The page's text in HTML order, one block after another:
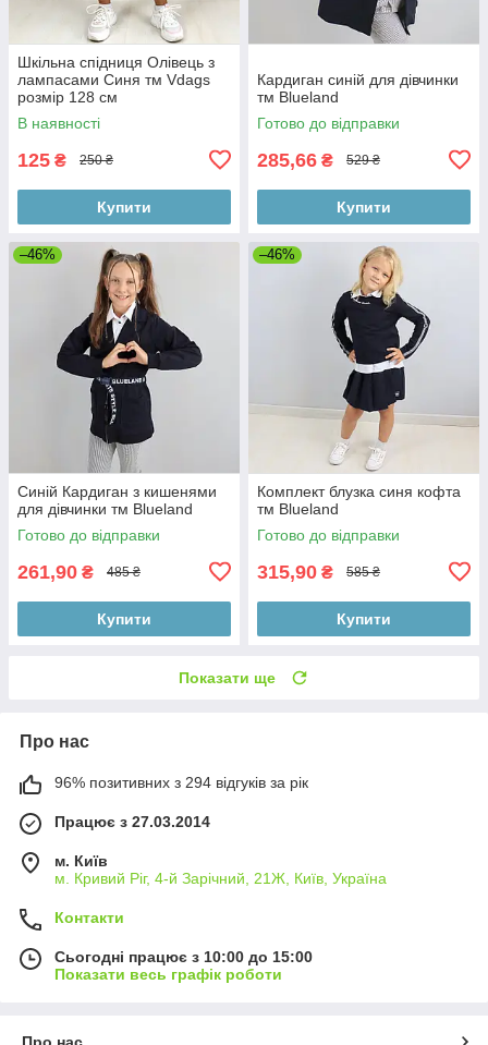
Шкільна спідниця Олівець з
лампасами Синя тм Vdags
розмір 128 см
В наявності
125 ₴ 250 ₴
Купити
Кардиган синій для дівчинки
тм Blueland
Готово до відправки
285,66 ₴ 529 ₴
Купити
–46%
Синій Кардиган з кишенями
для дівчинки тм Blueland
Готово до відправки
261,90 ₴ 485 ₴
Купити
–46%
Комплект блузка синя кофта
тм Blueland
Готово до відправки
315,90 ₴ 585 ₴
Купити
Показати ще
Про нас
96% позитивних з 294 відгуків за рік
Працює з 27.03.2014
м. Київ
м. Кривий Ріг, 4-й Зарічний, 21Ж, Київ, Україна
Контакти
Сьогодні працює з 10:00 до 15:00
Показати весь графік роботи